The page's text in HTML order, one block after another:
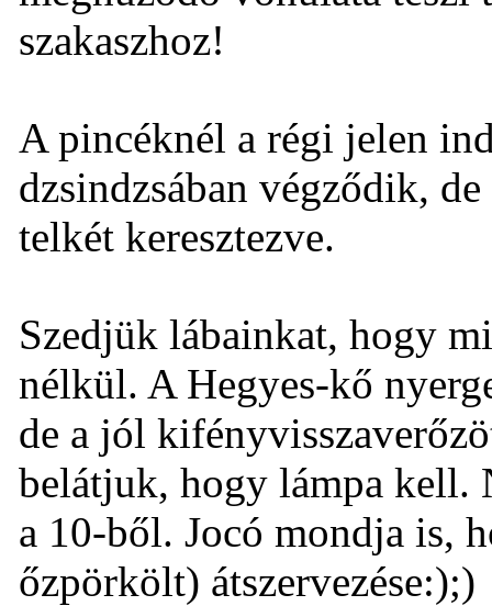
szakaszhoz!
A pincéknél a régi jelen
dzsindzsában végződik,
telkét keresztezve.
Szedjük lábainkat, hogy
nélkül. A Hegyes-kő
de a jól
belátjuk, hogy lámpa kell.
a 10-ből. Jocó mondja is,
őzpörkölt) átszervezése:);)